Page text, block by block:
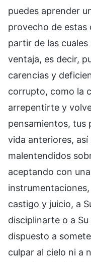
puedes aprender
provecho de estas
partir de las
ventaja, es decir,
carencias y
corrupto, como la
arrepentirte y
pensamientos, tus
vida anteriores,
malentendidos
aceptando con
castigo y juicio, a
disciplinarte o a
dispuesto a
culpar al cielo ni a